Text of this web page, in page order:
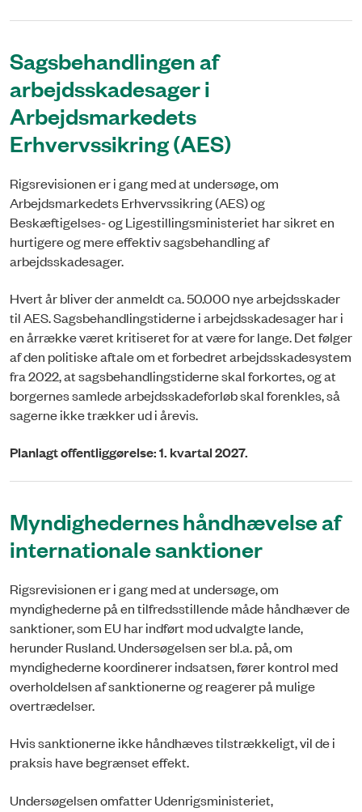
Sagsbehandlingen af
arbejdsskadesager i
Arbejdsmarkedets
Erhvervssikring (AES)
Rigsrevisionen er i gang med at undersøge, om
Arbejdsmarkedets Erhvervssikring (AES) og
Beskæftigelses- og Ligestillingsministeriet har sikret en
hurtigere og mere effektiv sagsbehandling af
arbejdsskadesager.
Hvert år bliver der anmeldt ca. 50.000 nye arbejdsskader
til AES. Sagsbehandlingstiderne i arbejdsskadesager har i
en årrække været kritiseret for at være for lange. Det følger
af den politiske aftale om et forbedret arbejdsskadesystem
fra 2022, at sagsbehandlingstiderne skal forkortes, og at
borgernes samlede arbejdsskadeforløb skal forenkles, så
sagerne ikke trækker ud i årevis.
Planlagt offentliggørelse: 1. kvartal 2027.
Myndighedernes håndhævelse af
internationale sanktioner
Rigsrevisionen er i gang med at undersøge, om
myndighederne på en tilfredsstillende måde håndhæver de
sanktioner, som EU har indført mod udvalgte lande,
herunder Rusland. Undersøgelsen ser bl.a. på, om
myndighederne koordinerer indsatsen, fører kontrol med
overholdelsen af sanktionerne og reagerer på mulige
overtrædelser.
Hvis sanktionerne ikke håndhæves tilstrækkeligt, vil de i
praksis have begrænset effekt.
Undersøgelsen omfatter Udenrigsministeriet,